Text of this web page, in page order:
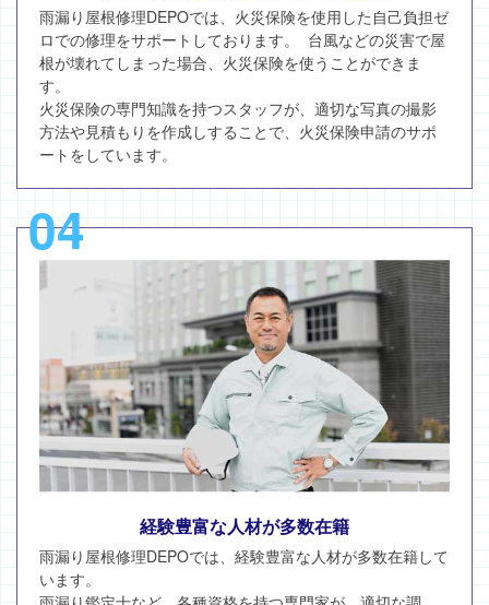
雨漏り屋根修理DEPOでは、火災保険を使用した自己負担ゼ
ロでの修理をサポートしております。 台風などの災害で屋
根が壊れてしまった場合、火災保険を使うことができま
す。
火災保険の専門知識を持つスタッフが、適切な写真の撮影
方法や見積もりを作成しすることで、火災保険申請のサポ
ートをしています。
04
経験豊富な人材が多数在籍
雨漏り屋根修理DEPOでは、経験豊富な人材が多数在籍して
います。